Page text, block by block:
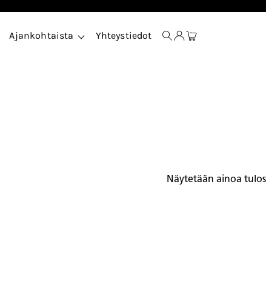
Ajankohtaista Yhteystiedot
Näytetään ainoa tulos